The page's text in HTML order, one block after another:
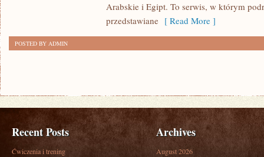
Arabskie i Egipt. To serwis, w którym
przedstawiane [ Read More ]
POSTED BY ADMIN
Recent Posts
Ćwiczenia i trening
Archives
August 2026